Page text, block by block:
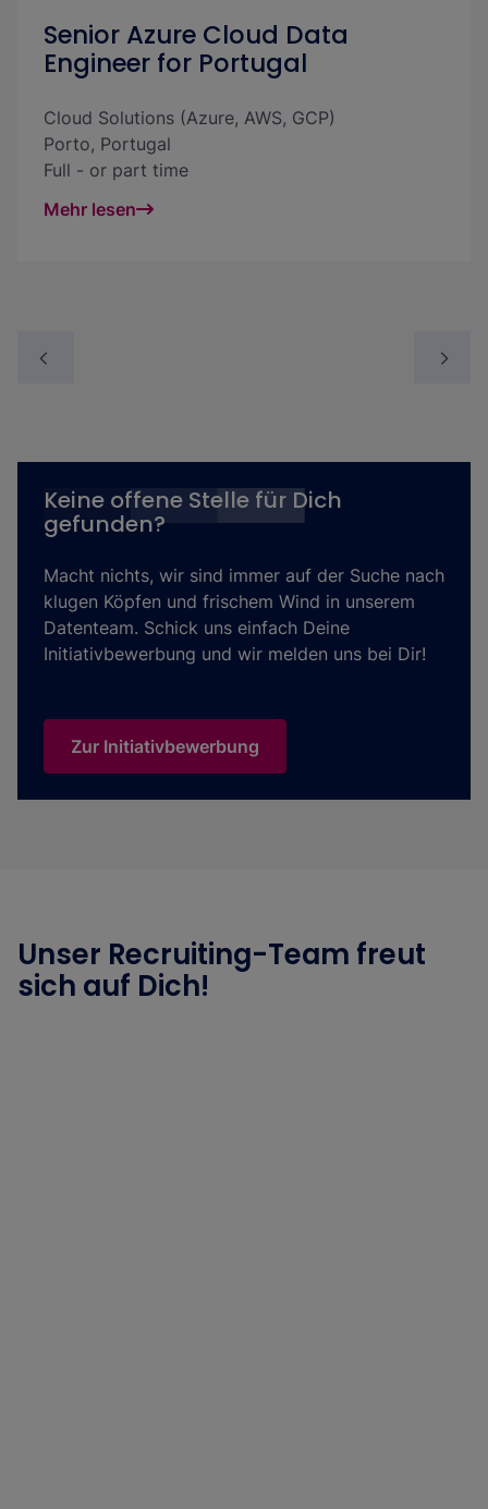
Senior Azure Cloud Data
Engineer for Portugal
Cloud Solutions (Azure, AWS, GCP)
Porto, Portugal
Full - or part time
Mehr lesen
Keine offene Stelle für Dich
gefunden?
Macht nichts, wir sind immer auf der Suche nach
klugen Köpfen und frischem Wind in unserem
Datenteam. Schick uns einfach Deine
Initiativbewerbung und wir melden uns bei Dir!
Zur Initiativbewerbung
Unser Recruiting-Team freut
sich auf Dich!